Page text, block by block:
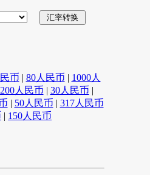
币 | 80人民币 | 1000人
200人民币 | 30人民币 |
| 50人民币 | 317人民币
| 150人民币